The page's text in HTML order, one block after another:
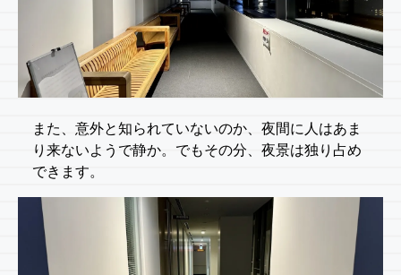
また、意外と知られていないのか、夜間に人はあま
り来ないようで静か。でもその分、夜景は独り占め
できます。